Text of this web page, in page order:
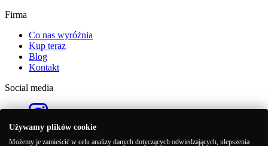
Firma
Co nas wyróżnia
Kup teraz
Blog
Kontakt
Social media
Używamy plików cookie
Możemy je zamieścić w celu analizy danych dotyczących odwiedzających, ulepszenia